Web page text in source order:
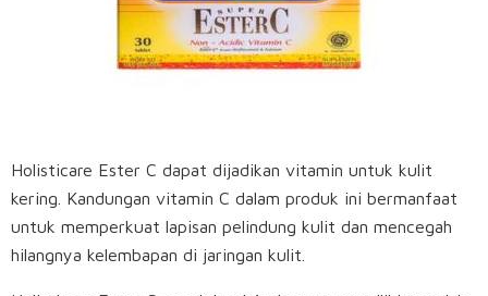
Holisticare Ester C dapat dijadikan vitamin untuk kulit
kering. Kandungan vitamin C dalam produk ini bermanfaat
untuk memperkuat lapisan pelindung kulit dan mencegah
hilangnya kelembapan di jaringan kulit.